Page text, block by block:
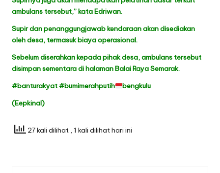
ambulans tersebut,” kata Edriwan.
Supir dan penanggungjawab kendaraan akan disediakan
oleh desa, termasuk biaya operasional.
Sebelum diserahkan kepada pihak desa, ambulans tersebut
disimpan sementara di halaman Balai Raya Semarak.
#banturakyat #bumimerahputih
bengkulu
(Eepkinal)
27 kali dilihat , 1 kali dilihat hari ini